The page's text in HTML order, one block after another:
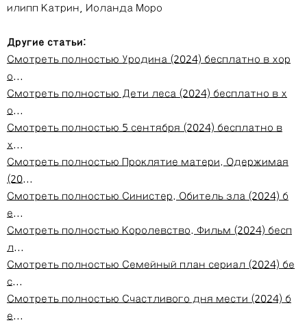
илипп Катрин, Иоланда Моро
Другие статьи:
Смотреть полностью Уродина (2024) бесплатно в хор
о...
Смотреть полностью Дети леса (2024) бесплатно в х
о...
Смотреть полностью 5 сентября (2024) бесплатно в
х...
Смотреть полностью Проклятие матери. Одержимая
(20...
Смотреть полностью Синистер. Обитель зла (2024) б
е...
Смотреть полностью Королевство. Фильм (2024) бесп
л...
Смотреть полностью Семейный план сериал (2024) бе
с...
Смотреть полностью Счастливого дня мести (2024) б
е...